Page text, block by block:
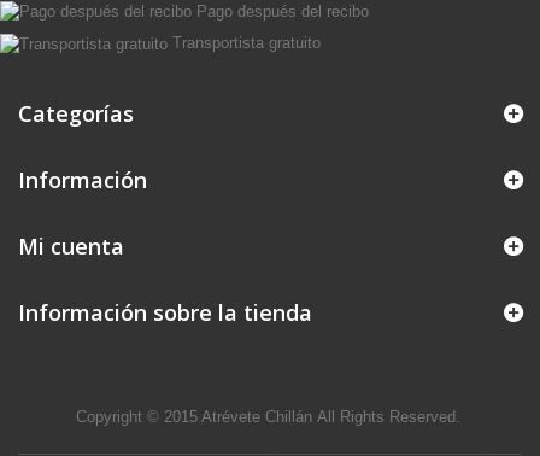
Pago después del recibo
Transportista gratuito
Categorías
Información
Mi cuenta
Información sobre la tienda
Copyright © 2015 Atrévete ChillánAll Rights Reserved.